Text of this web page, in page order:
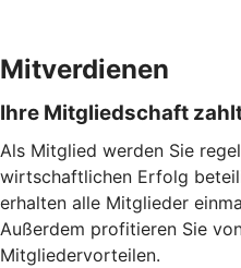
Mitverdienen
Ihre Mitgliedschaft
Als Mitglied werden Sie
wirtschaftlichen Erfolg
erhalten alle Mitglieder
Außerdem profitieren Sie
Mitgliedervorteilen.